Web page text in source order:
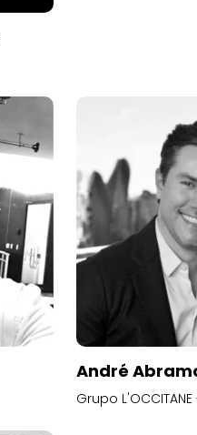
André
Grupo